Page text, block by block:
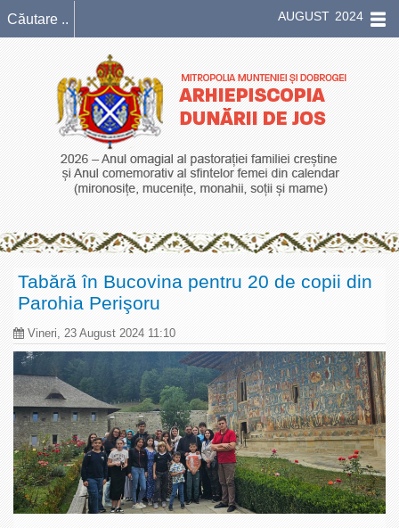
AUGUST 2024
Tabără în Bucovina pentru 20 de copii din
Parohia Perişoru
Vineri, 23 August 2024 11:10